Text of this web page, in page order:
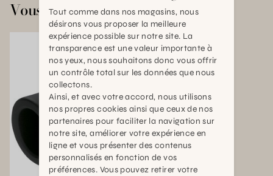
Vous aimerez aussi
Tout comme dans nos magasins, nous
désirons vous proposer la meilleure
expérience possible sur notre site. La
transparence est une valeur importante à
nos yeux, nous souhaitons donc vous offrir
un contrôle total sur les données que nous
collectons.
Ainsi, et avec votre accord, nous utilisons
nos propres cookies ainsi que ceux de nos
partenaires pour faciliter la navigation sur
notre site, améliorer votre expérience en
ligne et vous présenter des contenus
personnalisés en fonction de vos
préférences. Vous pouvez retirer votre